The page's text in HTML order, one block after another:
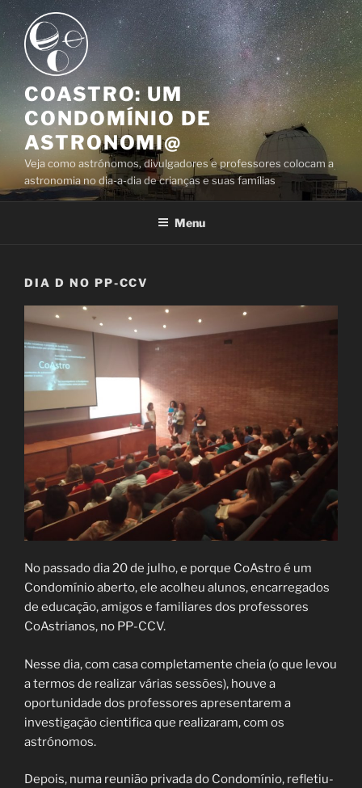
Skip
content
COASTRO: UM
CONDOMÍNIO DE
ASTRONOMI@
Veja como astrónomos, divulgadores e professores colocam a
astronomia no dia-a-dia de crianças e suas famílias
Menu
DIA D NO PP-CCV
No passado dia 20 de julho, e porque CoAstro é um
Condomínio aberto, ele acolheu alunos, encarregados
de educação, amigos e familiares dos professores
CoAstrianos, no PP-CCV.
Nesse dia, com casa completamente cheia (o que levou
a termos de realizar várias sessões), houve a
oportunidade dos professores apresentarem a
investigação cientifica que realizaram, com os
astrónomos.
Depois, numa reunião privada do Condomínio, refletiu-